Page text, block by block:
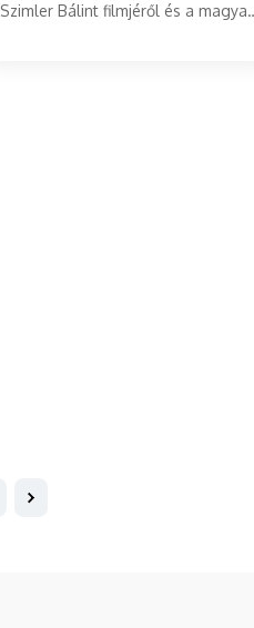
Szimler Bálint filmjéről és a magyar